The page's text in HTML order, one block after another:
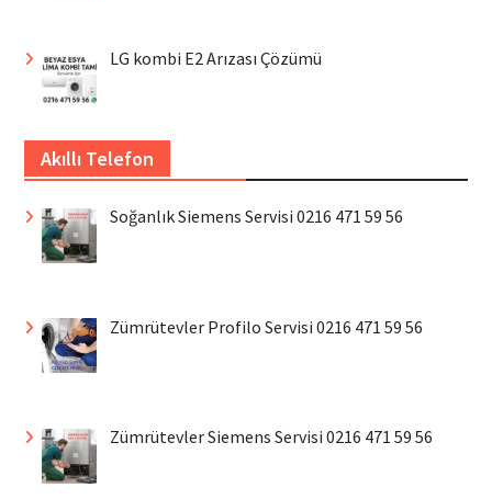
LG kombi E2 Arızası Çözümü
Akıllı Telefon
Soğanlık Siemens Servisi 0216 471 59 56
Zümrütevler Profilo Servisi 0216 471 59 56
Zümrütevler Siemens Servisi 0216 471 59 56